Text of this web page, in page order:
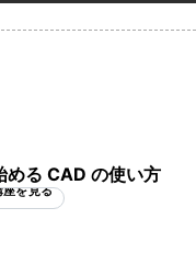
める CAD の使い方
を見る